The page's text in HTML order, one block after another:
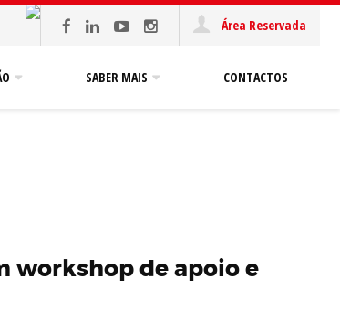
Área Reservada
SABER MAIS CONTACTOS
workshop de apoio e